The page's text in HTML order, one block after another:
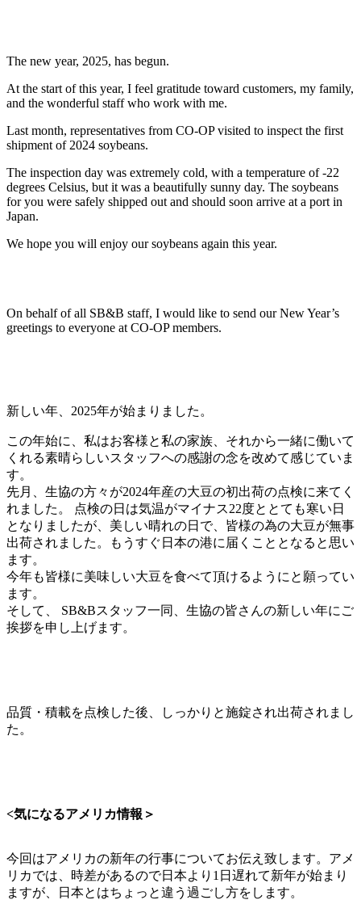
The new year, 2025, has begun.
At the start of this year, I feel gratitude toward customers, my family,
and the wonderful staff who work with me.
Last month, representatives from CO-OP visited to inspect the first
shipment of 2024 soybeans.
The inspection day was extremely cold, with a temperature of -22
degrees Celsius, but it was a beautifully sunny day. The soybeans
for you were safely shipped out and should soon arrive at a port in
Japan.
We hope you will enjoy our soybeans again this year.
On behalf of all SB&B staff, I would like to send our New Year’s
greetings to everyone at CO-OP members.
新しい年、2025年が始まりました。
この年始に、私はお客様と私の家族、それから一緒に働いて
くれる素晴らしいスタッフへの感謝の念を改めて感じていま
す。
先月、生協の方々が2024年産の大豆の初出荷の点検に来てく
れました。 点検の日は気温がマイナス22度ととても寒い日
となりましたが、美しい晴れの日で、皆様の為の大豆が無事
出荷されました。もうすぐ日本の港に届くこととなると思い
ます。
今年も皆様に美味しい大豆を食べて頂けるようにと願ってい
ます。
そして、 SB&Bスタッフ一同、生協の皆さんの新しい年にご
挨拶を申し上げます。
品質・積載を点検した後、しっかりと施錠され出荷されまし
た。
<気になるアメリカ情報＞
今回はアメリカの新年の行事についてお伝え致します。アメ
リカでは、時差があるので日本より1日遅れて新年が始まり
ますが、日本とはちょっと違う過ごし方をします。